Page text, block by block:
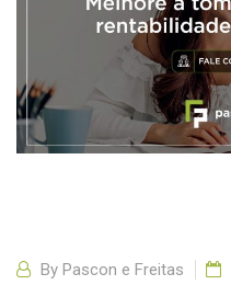
By Pascon e Freitas